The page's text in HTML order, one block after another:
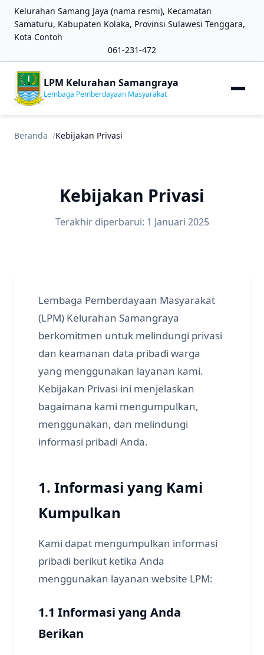
Kelurahan Samang Jaya (nama resmi), Kecamatan
Samaturu, Kabupaten Kolaka, Provinsi Sulawesi Tenggara,
Kota Contoh
061-231-472
LPM Kelurahan Samangraya
Lembaga Pemberdayaan Masyarakat
Beranda Kebijakan Privasi
Kebijakan Privasi
Terakhir diperbarui: 1 Januari 2025
Lembaga Pemberdayaan Masyarakat
(LPM) Kelurahan Samangraya
berkomitmen untuk melindungi privasi
dan keamanan data pribadi warga
yang menggunakan layanan kami.
Kebijakan Privasi ini menjelaskan
bagaimana kami mengumpulkan,
menggunakan, dan melindungi
informasi pribadi Anda.
1. Informasi yang Kami
Kumpulkan
Kami dapat mengumpulkan informasi
pribadi berikut ketika Anda
menggunakan layanan website LPM:
1.1 Informasi yang Anda
Berikan